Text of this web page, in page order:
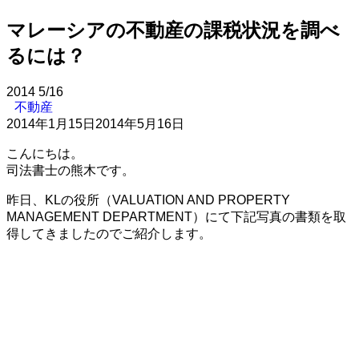
マレーシアの不動産の課税状況を調べ
るには？
2014 5/16
不動産
2014年1月15日 2014年5月16日
こんにちは。
司法書士の熊木です。
昨日、KLの役所（VALUATION AND PROPERTY
MANAGEMENT DEPARTMENT）にて下記写真の書類を取
得してきましたのでご紹介します。